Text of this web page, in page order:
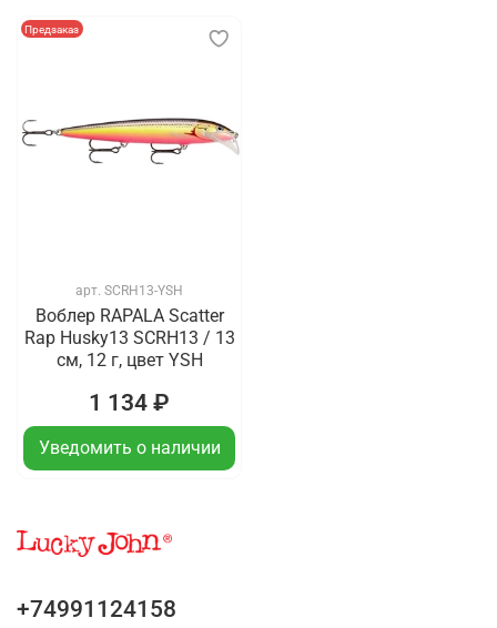
Предзаказ
арт. SCRH13-YSH
Воблер RAPALA Scatter
Rap Husky13 SCRH13 / 13
см, 12 г, цвет YSH
1 134 ₽
Уведомить о наличии
+74991124158